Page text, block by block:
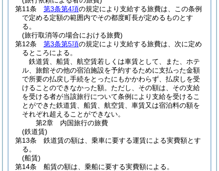
第11条
第3条第4項の規定により支給する旅費は、この条例
で定める定額の範囲内でその都度町長が定めるものとす
る。
(旅行取消等の場合における旅費)
第12条
第3条第5項の規定により支給する旅費は、次に定め
るところによる。
鉄道賃、船賃、航空賃若しくは車賃として、また、ホテ
ル、旅館その他の宿泊施設を予約するために支払った金額
で所要の払戻し手続をとったにもかかわらず、払戻しを受
けることのできなかった額。ただし、その額は、その支給
を受ける者が当該旅行について条例により支給を受けるこ
とができた鉄道賃、船賃、航空賃、車賃又は宿泊料の額を
それぞれ超えることができない。
第2章
内国旅行の旅費
(鉄道賃)
第13条
鉄道賃の額は、乗車に要する運賃による実費額とす
る。
(船賃)
第14条
船賃の額は、乗船に要する実費額による。